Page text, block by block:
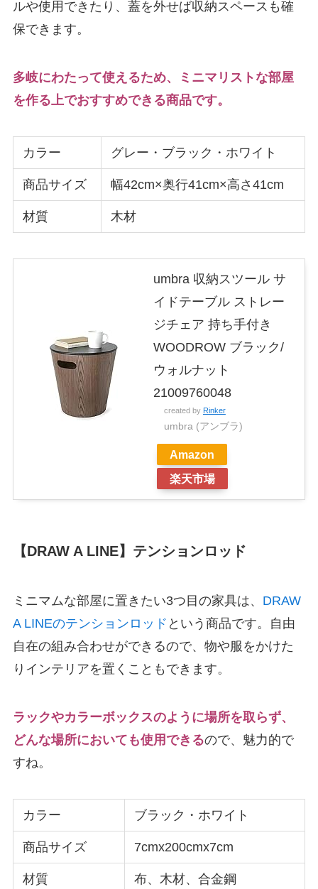
ルや使用できたり、蓋を外せば収納スペースも確
保できます。
多岐にわたって使えるため、ミニマリストな部屋
を作る上でおすすめできる商品です。
カラー グレー・ブラック・ホワイト
商品サイズ 幅‎42cm×奥行41cm×高さ41cm
材質 木材
umbra 収納スツール サ
イドテーブル ストレー
ジチェア 持ち手付き
WOODROW ブラック/
ウォルナット
21009760048
created by Rinker
umbra (アンブラ)
Amazon
楽天市場
【DRAW A LINE】テンションロッド
ミニマムな部屋に置きたい3つ目の家具は、 DRAW
A LINEのテンションロッド という商品です。自由
自在の組み合わせができるので、物や服をかけた
りインテリアを置くこともできます。
ラックやカラーボックスのように場所を取らず、
どんな場所においても使用できるので、魅力的で
すね。
カラー ブラック・ホワイト
商品サイズ ‎7cmx200cmx7cm
材質 布、木材、合金鋼